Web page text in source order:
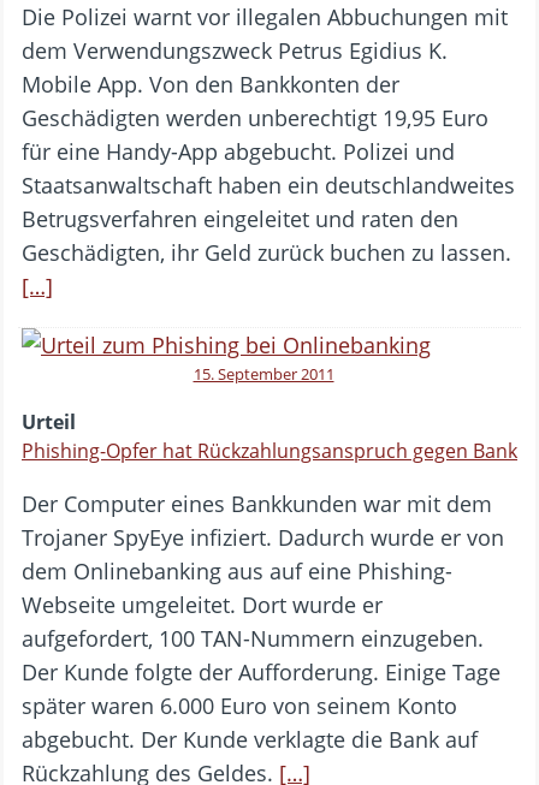
Die Polizei warnt vor illegalen Abbuchungen mit
dem Verwendungszweck Petrus Egidius K.
Mobile App. Von den Bankkonten der
Geschädigten werden unberechtigt 19,95 Euro
für eine Handy-App abgebucht. Polizei und
Staatsanwaltschaft haben ein deutschlandweites
Betrugsverfahren eingeleitet und raten den
Geschädigten, ihr Geld zurück buchen zu lassen.
[…]
15. September 2011
Urteil
Phishing-Opfer hat Rückzahlungsanspruch gegen Bank
Der Computer eines Bankkunden war mit dem
Trojaner SpyEye infiziert. Dadurch wurde er von
dem Onlinebanking aus auf eine Phishing-
Webseite umgeleitet. Dort wurde er
aufgefordert, 100 TAN-Nummern einzugeben.
Der Kunde folgte der Aufforderung. Einige Tage
später waren 6.000 Euro von seinem Konto
abgebucht. Der Kunde verklagte die Bank auf
Rückzahlung des Geldes. […]